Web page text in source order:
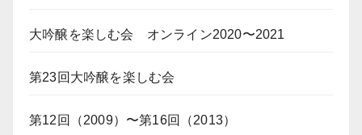
大吟醸を楽しむ会 オンライン2020〜2021
第23回大吟醸を楽しむ会
第12回（2009）〜第16回（2013）